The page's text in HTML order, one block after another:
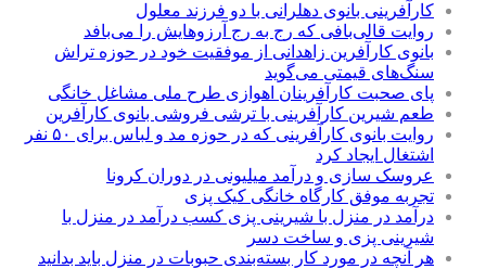
کارآفرینی بانوی دهلرانی با دو فرزند معلول
روایت قالی‌بافی که رج به رج آرزوهایش را می‌بافد
بانوی کارآفرین زاهدانی از موفقیت خود در حوزه تراش
سنگ‌های قیمتی می‌گوید
پای صحبت کارآفرینان اهوازی طرح ملی مشاغل خانگی
طعم شیرین کارآفرینی با ترشی فروشی بانوی کارآفرین
روایت بانوی کارآفرینی که در حوزه مد و لباس برای ۵۰ نفر
اشتغال ایجاد کرد
عروسک سازی و درآمد میلیونی در دوران کرونا
تجربه موفق کارگاه خانگی کیک پزی
درآمد در منزل با شیرینی پزی کسب درآمد در منزل با
شیرینی پزی و ساخت دسر
هر آنچه در مورد کار بسته‌بندی حبوبات در منزل باید بدانید